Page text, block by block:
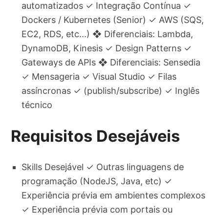
automatizados ✓ Integração Contínua ✓
Dockers / Kubernetes (Senior) ✓ AWS (SQS,
EC2, RDS, etc...) ❖ Diferenciais: Lambda,
DynamoDB, Kinesis ✓ Design Patterns ✓
Gateways de APIs ❖ Diferenciais: Sensedia
✓ Mensageria ✓ Visual Studio ✓ Filas
assíncronas ✓ (publish/subscribe) ✓ Inglês
técnico
Requisitos Desejáveis
Skills Desejável ✓ Outras linguagens de
programação (NodeJS, Java, etc) ✓
Experiência prévia em ambientes complexos
✓ Experiência prévia com portais ou